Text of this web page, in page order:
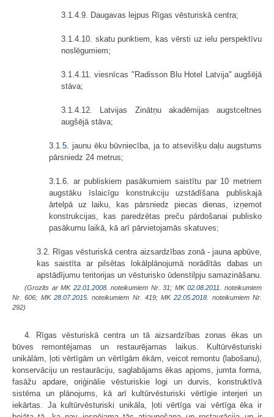
3.1.4.9. Daugavas lejpus Rīgas vēsturiskā centra;
3.1.4.10. skatu punktiem, kas vērsti uz ielu perspektīvu
noslēgumiem;
3.1.4.11. viesnīcas "Radisson Blu Hotel Latvija" augšējā
stāva;
3.1.4.12. Latvijas Zinātņu akadēmijas augstceltnes
augšējā stāva;
3.1. 5. jaunu ēku būvniecība, ja to atsevišķu daļu augstums
pārsniedz 24 metrus;
3.1.6. ar publiskiem pasākumiem saistītu par 10 metriem
augstāku īslaicīgu konstrukciju uzstādīšana publiskajā
ārtelpā uz laiku, kas pārsniedz piecas dienas, izņemot
konstrukcijas, kas paredzētas preču pārdošanai publisko
pasākumu laikā, kā arī pārvietojamās skatuves;
3.2. Rīgas vēsturiskā centra aizsardzības zonā - jauna apbūve,
kas saistīta ar pilsētas lokālplānojumā norādītās dabas un
apstādījumu teritorijas un vēsturisko ūdenstilpju samazināšanu.
(Grozīts ar MK 22.01.2008. noteikumiem Nr. 31; MK02.08.2011.
noteikumiem
Nr. 606; MK 28.07.2015. noteikumiem Nr. 419; MK22.05.2018.
noteikumiem Nr.
292)
4. Rīgas vēsturiskā centra un tā aizsardzības zonas ēkas un
būves remontējamas un restaurējamas laikus. Kultūrvēsturiski
unikālām, ļoti vērtīgām un vērtīgām ēkām, veicot remontu (labošanu),
konservāciju un restaurāciju, saglabājams ēkas apjoms, jumta forma,
fasāžu apdare, oriģinālie vēsturiskie logi un durvis, konstruktīvā
sistēma un plānojums, kā arī kultūrvēsturiski vērtīgie interjeri un
iekārtas. Ja kultūrvēsturiski unikāla, ļoti vērtīga vai vērtīga ēka ir